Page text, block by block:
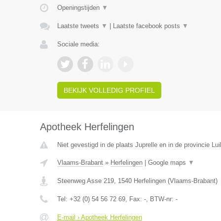
Openingstijden ▼
Laatste tweets ▼ Laatste facebook posts ▼
Sociale media:
BEKIJK VOLLEDIG PROFIEL
Apotheek Herfelingen
Niet gevestigd in de plaats Juprelle en in de provincie
Vlaams-Brabant» Herfelingen| Google maps ▼
Steenweg Asse 219, 1540 Herfelingen(Vlaams-Brabant)
Tel: +32 (0) 54 56 72 69, Fax: -, BTW-nr: -
E-mail › Apotheek Herfelingen